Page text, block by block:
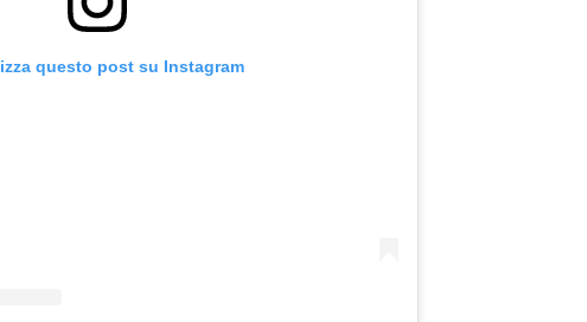
questo post su Instagram